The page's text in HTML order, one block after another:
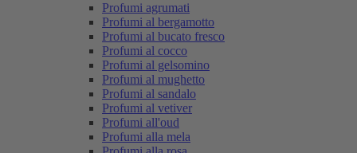
Profumi agrumati
Profumi al bergamotto
Profumi al bucato fresco
Profumi al cocco
Profumi al gelsomino
Profumi al mughetto
Profumi al sandalo
Profumi al vetiver
Profumi all'oud
Profumi alla mela